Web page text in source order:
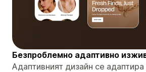
Безпроблемно адаптивно
Адаптивният дизайн се адаптира